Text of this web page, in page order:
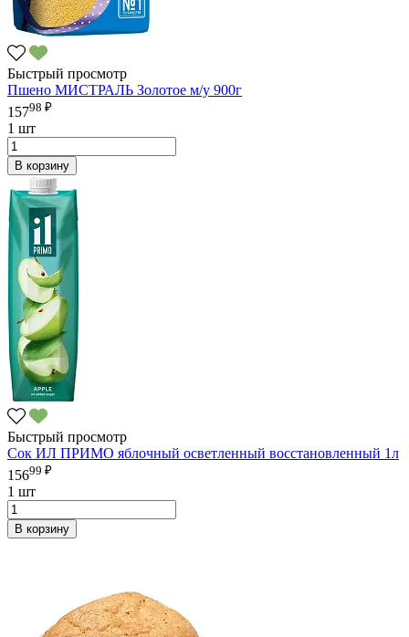
Быстрый просмотр
Пшено МИСТРАЛЬ Золотое м/у 900г
15798 ₽
1 шт
В корзину
Быстрый просмотр
Сок ИЛ ПРИМО яблочный осветленный восстановленный 1л
15699 ₽
1 шт
В корзину